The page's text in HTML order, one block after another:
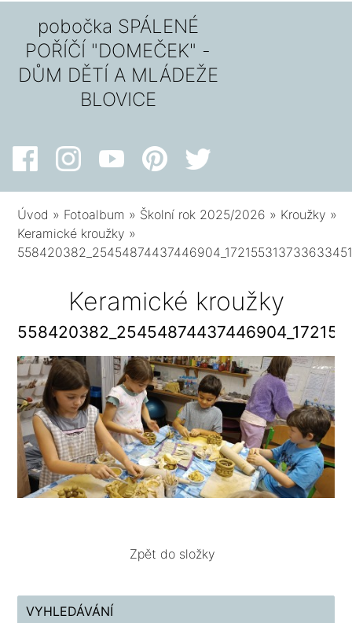
pobočka SPÁLENÉ
POŘÍČÍ "DOMEČEK" -
DŮM DĚTÍ A MLÁDEŽE
BLOVICE
Úvod » Fotoalbum » Školní rok 2025/2026 » Kroužky »
Keramické kroužky »
Keramické kroužky
Zpět do složky
VYHLEDÁVÁNÍ